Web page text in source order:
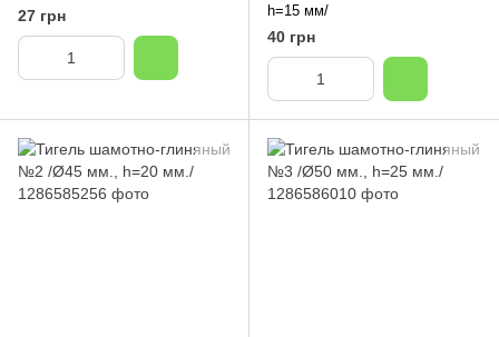
27 грн
h=15 мм/
40 грн